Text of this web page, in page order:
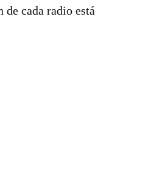
de cada radio está